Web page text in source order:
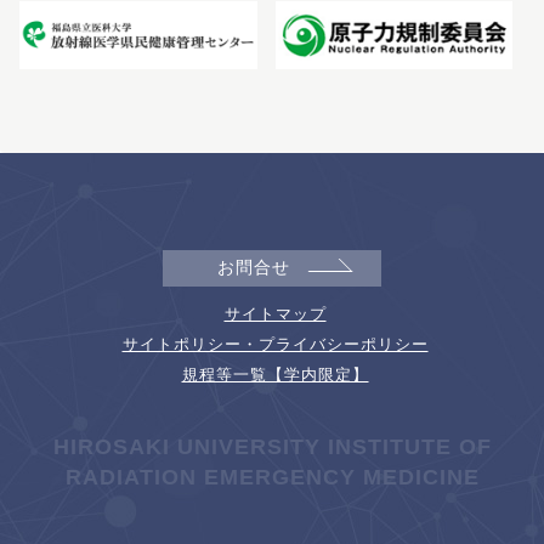
お問合せ
サイトマップ
サイトポリシー・プライバシーポリシー
規程等一覧【学内限定】
HIROSAKI UNIVERSITY INSTITUTE OF
RADIATION EMERGENCY MEDICINE